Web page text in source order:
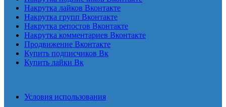
Накрутка лайков Вконтакте
Накрутка групп Вконтакте
Накрутка репостов Вконтакте
Накрутка комментариев Вконтакте
Продвижение Вконтакте
Купить подписчиков Вк
Купить лайки Вк
Условия использования